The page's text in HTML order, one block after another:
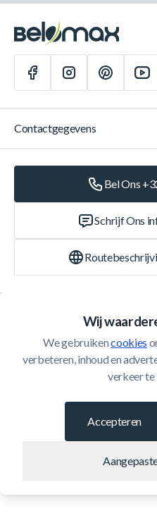
Wij
We gebruiken cookies
verbeteren, inhoud en
verkeer te
Accepteren
Klantenservice
Contactgegevens
Bel Ons
Schrijf Ons